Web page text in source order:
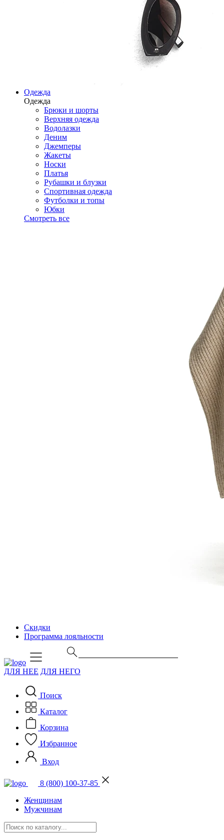
Одежда
Одежда
Брюки и шорты
Верхняя одежда
Водолазки
Деним
Джемперы
Жакеты
Носки
Платья
Рубашки и блузки
Спортивная одежда
Футболки и топы
Юбки
Смотреть все
Скидки
Программа лояльности
ДЛЯ НЕЕ ДЛЯ НЕГО
Поиск
Каталог
Корзина
Избранное
Вход
8 (800) 100-37-85
Женщинам
Мужчинам